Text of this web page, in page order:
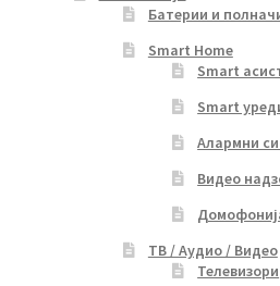
Батерии и
Smart Home
Smart
Smart
Алармни
Видео
ТВ / Аудио / Видео
Телевизори